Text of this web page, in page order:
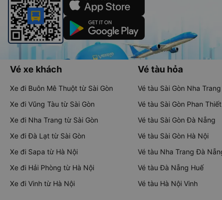
Vé xe khách
Xe đi Buôn Mê Thuột từ Sài Gòn
Xe đi Vũng Tàu từ Sài Gòn
Xe đi Nha Trang từ Sài Gòn
Xe đi Đà Lạt từ Sài Gòn
Xe đi Sapa từ Hà Nội
Xe đi Hải Phòng từ Hà Nội
Xe đi Vinh từ Hà Nội
Vé tàu hỏa
Vé tàu Sài Gòn Nha Trang
Vé tàu Sài Gòn Phan Thiết
Vé tàu Sài Gòn Đà Nẵng
Vé tàu Sài Gòn Hà Nội
Vé tàu Nha Trang Đà
Vé tàu Đà Nẵng Huế
Vé tàu Hà Nội Vinh